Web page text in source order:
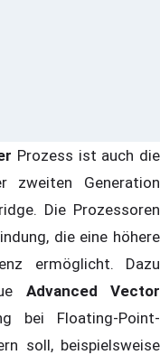
Prozess ist auch die
zweiten Generation
Die Prozessoren
die eine höhere
ermöglicht. Dazu
Advanced Vector
bei Floating-Point-
soll, beispielsweise